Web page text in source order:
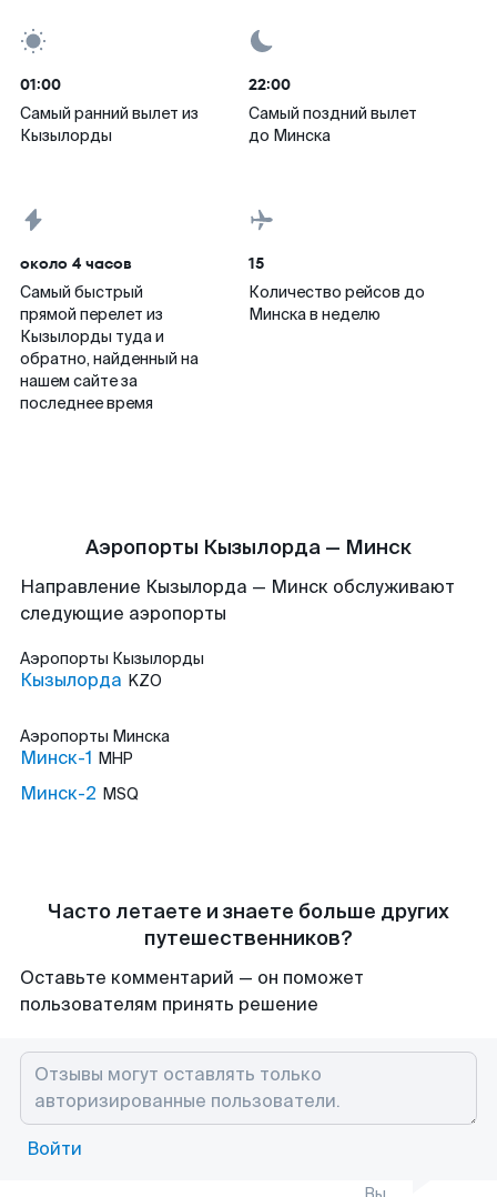
01:00
Самый ранний вылет из
Кызылорды
22:00
Самый поздний вылет
до Минска
около 4 часов
Самый быстрый
прямой перелет из
Кызылорды туда и
обратно, найденный на
нашем сайте за
последнее время
15
Количество рейсов до
Минска в неделю
Аэропорты Кызылорда — Минск
Направление Кызылорда — Минск обслуживают
следующие аэропорты
Аэропорты Кызылорды
Кызылорда KZO
Аэропорты Минска
Минск-1 MHP
Минск-2 MSQ
Часто летаете и знаете больше других
путешественников?
Оставьте комментарий — он поможет
пользователям принять решение
Войти